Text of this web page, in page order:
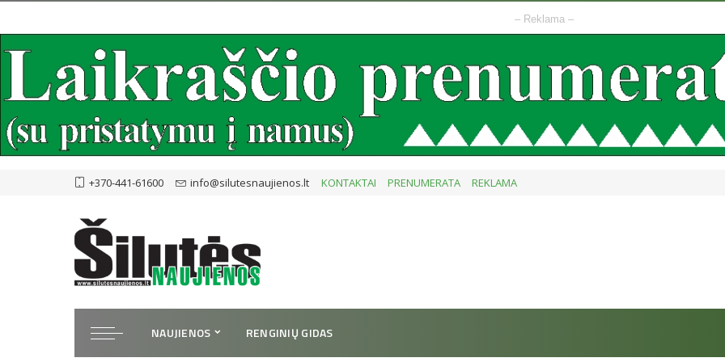
– Reklama –
+370-441-61600 info@silutesnaujienos.lt KONTAKTAI PRENUMERATA REKLAMA
NAUJIENOS RENGINIŲ GIDAS